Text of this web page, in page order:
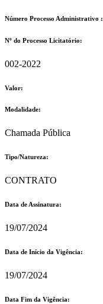
Número Processo Administrativo :
Nº do Processo Licitatório:
002-2022
Valor:
Modalidade:
Chamada Pública
Tipo/Natureza:
CONTRATO
Data de Assinatura:
19/07/2024
Data de Início da Vigência:
19/07/2024
Data Fim da Vigência: